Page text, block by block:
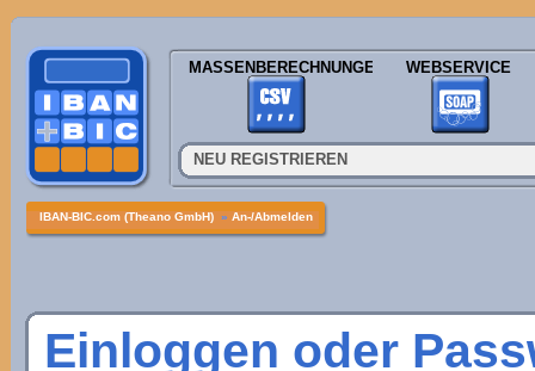
MASSENBERECHNUNGEN WEBSERVICE
NEU REGISTRIEREN
IBAN-BIC.com (Theano GmbH) » An-/Abmelden
Einloggen oder